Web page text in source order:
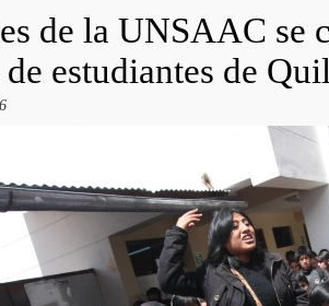
de la UNSAAC se
de estudiantes de